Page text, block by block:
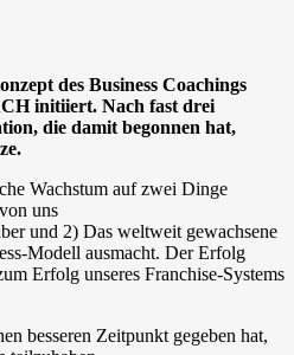
des Business Coachings
initiiert. Nach fast drei
die damit begonnen hat,
Wachstum auf zwei Dinge
uns
und 2) Das weltweit gewachsene
Modell ausmacht. Der Erfolg
Erfolg unseres Franchise-Systems
besseren Zeitpunkt gegeben hat,